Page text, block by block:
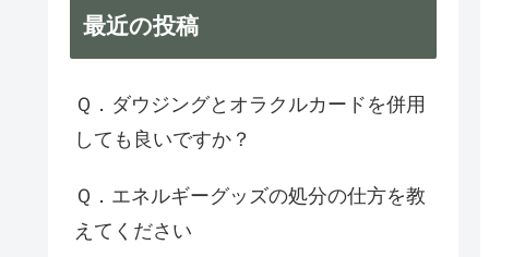
最近の投稿
Ｑ．ダウジングとオラクルカードを併用
しても良いですか？
Ｑ．エネルギーグッズの処分の仕方を教
えてください